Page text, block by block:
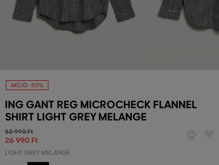
AKCIÓ -50%
ING GANT REG MICROCHECK FLANNEL
SHIRT LIGHT GREY MELANGE
53 990 Ft
26 990 Ft
LIGHT GREY MELANGE